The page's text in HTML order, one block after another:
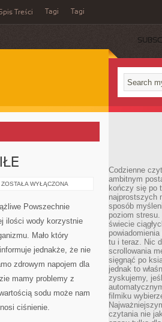
Treści Tagi Tagi
PRZEJŚCIE
NIE
JEST
ZOSTAŁA WYŁĄCZONA
Powszechnie
ilości wody korzystnie
Mało który
jednakże, że nie
zdrowym napojem dla
mamy problemy z
sodu może nam
ciśnienie.
Codzienne
ambitnym
kończy się po
najprostszych
sposób
poziom
świecie
tu i teraz. Nic
scrollowania
sięgnąć po
jednak to
zyskujemy,
filmiku
czytania nie